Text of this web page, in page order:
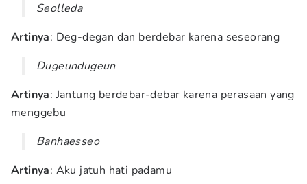
Seolleda
Artinya: Deg-degan dan berdebar karena seseorang
Dugeundugeun
Artinya: Jantung berdebar-debar karena perasaan yang
menggebu
Banhaesseo
Artinya: Aku jatuh hati padamu